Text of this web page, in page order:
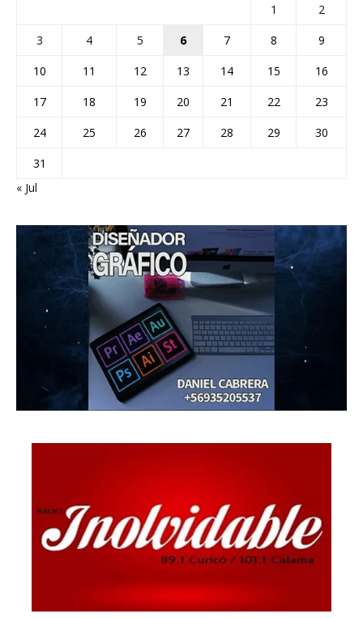
1
2
3
4 5 6 7 8
9
10
11 12 13 14 15
16
17
18 19 20 21 22
23
24
25 26 27 28 29
30
31
« Jul